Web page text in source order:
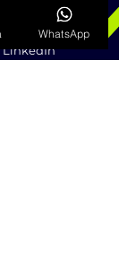
Facebook
Instagram
LinkedIn
WhatsApp